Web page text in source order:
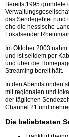
Bereits 1995 gründete
das Sendegebiet rund
ehe die hessische
Lokalsender
Im Oktober 2003
und ist seitdem per
und über die
Streaming bereit hält.
In den Abendstunden
mit regionalen und
der täglichen
Channel 21 und
Die beliebtesten